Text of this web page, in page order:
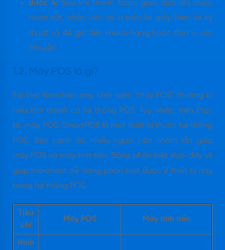
Bước 4: Sau khi thanh toán, giao dịch đã được
hoàn tất, nhân viên sẽ in biên lai giấy/biên lai kỹ
thuật số để gửi đến khách hàng hoặc đơn vị vận
chuyển.
1.2. Máy POS là gì?
Tại Việt Nam hiện nay, khái niệm “máy POS” thường bị
hiểu lầm thành cả hệ thống POS. Tuy nhiên, trên thực
tế, máy POS/SmartPOS là một thiết bị thuộc hệ thống
POS. Bên cạnh đó, nhiều người còn nhầm lẫn giữa
máy POS và máy tính tiền. Bảng phân biệt dưới đây sẽ
giúp merchant dễ dàng phân biệt được 2 thiết bị này
trong hệ thống POS.
Tiêu
chí
Máy POS Máy tính tiền
Hình